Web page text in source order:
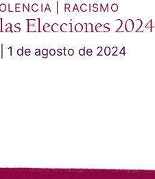
RACISMO
Elecciones 2024
1 de agosto de 2024